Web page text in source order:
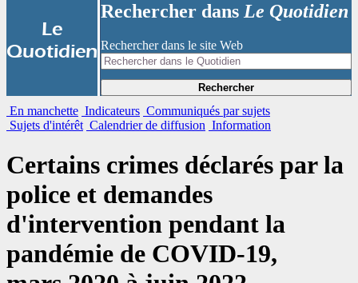
Le
Quotidien
Rechercher dans Le Quotidien
Rechercher dans le site Web
Rechercher
En manchette Indicateurs Communiqués par sujets
Sujets d'intérêt Calendrier de diffusion Information
Certains crimes déclarés par la
police et demandes
d'intervention pendant la
pandémie de COVID-19,